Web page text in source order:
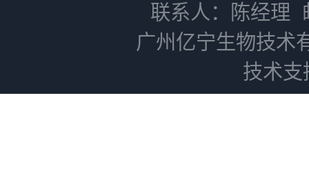
联系人：陈经理
广州亿宁生物技术
技术